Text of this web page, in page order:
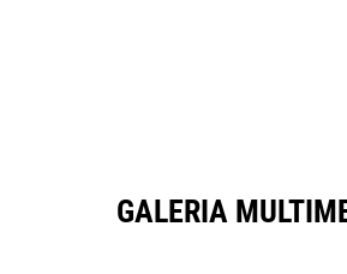
GALERIA